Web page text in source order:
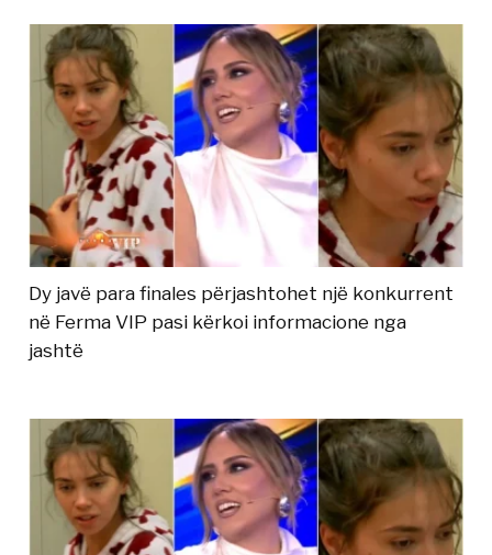
Dy javë para finales përjashtohet një konkurrent
në Ferma VIP pasi kërkoi informacione nga
jashtë